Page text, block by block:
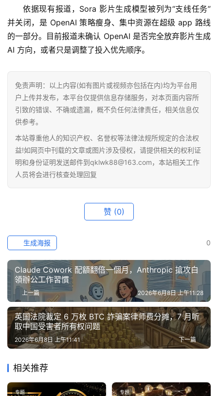
快
讯
专
题
百
科
依据现有报道，Sora 影片生成模型被列为“支线任务”
并关闭，是 OpenAI 策略瘦身、集中资源在超级 app 路线
的一部分。目前报道未确认 OpenAI 是否完全放弃影片生成
AI 方向，或者只是调整了投入优先顺序。
免责声明：以上内容(如有图片或视频亦包括在内)均为平台用
户上传并发布，本平台仅提供信息存储服务，对本页面内容所
引致的错误、不确或遗漏，概不负任何法律责任，相关信息仅
供参考。
本站尊重他人的知识产权、名誉权等法律法规所规定的合法权
益!如网页中刊载的文章或图片涉及侵权，请提供相关的权利证
明和身份证明发送邮件到qklwk88@163.com，本站相关工作
人员将会进行核查处理回复
赞 (0)
0
生成海报
Claude Cowork 配額翻倍一個月，Anthropic 搶攻白
領辦公工作習慣
上一篇 2026年6月8日 上午11:28
英国法院裁定 6 万枚 BTC 詐骗案律师费分摊，7 月听
取中国受害者所有权问题
下一篇
2026年6月8日 上午11:41
相关推荐
专题 专题